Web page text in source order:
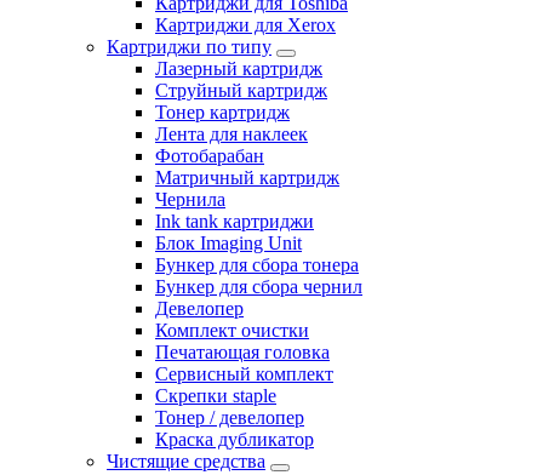
Картриджи для Xerox
Картриджи по типу
Лазерный картридж
Струйный картридж
Тонер картридж
Лента для наклеек
Фотобарабан
Матричный картридж
Чернила
Ink tank картриджи
Блок Imaging Unit
Бункер для сбора тонера
Бункер для сбора чернил
Девелопер
Комплект очистки
Печатающая головка
Сервисный комплект
Скрепки staple
Тонер / девелопер
Краска дубликатор
Чистящие средства